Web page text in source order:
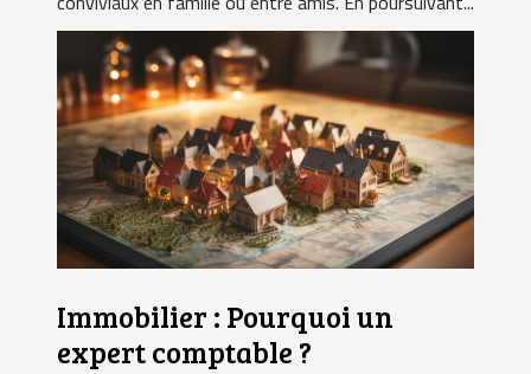
Immobilier : Pourquoi un
expert comptable ?